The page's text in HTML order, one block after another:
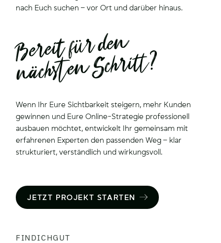
nach Euch suchen – vor Ort und darüber hinaus.
Bereit für de
n
nächste
n
Schritt?
Wenn Ihr Eure Sichtbarkeit steigern, mehr Kunden
gewinnen und Eure Online-Strategie professionell
ausbauen möchtet, entwickelt Ihr gemeinsam mit
erfahrenen Experten den passenden Weg – klar
strukturiert, verständlich und wirkungsvoll.
JETZT PROJEKT STARTEN
FINDICHGUT